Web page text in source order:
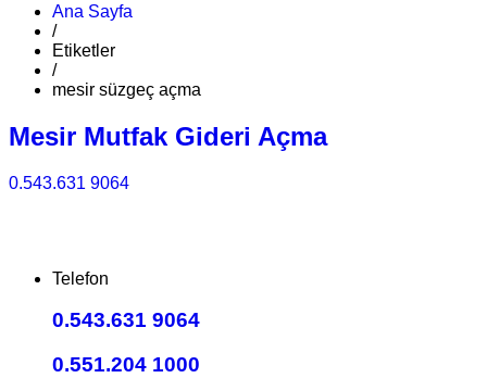
Ana Sayfa
/
Etiketler
/
mesir süzgeç açma
Mesir Mutfak Gideri Açma
0.543.631 9064
Telefon
0.543.631 9064
0.551.204 1000